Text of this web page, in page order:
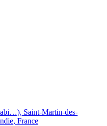
Saint-Martin-des-
France